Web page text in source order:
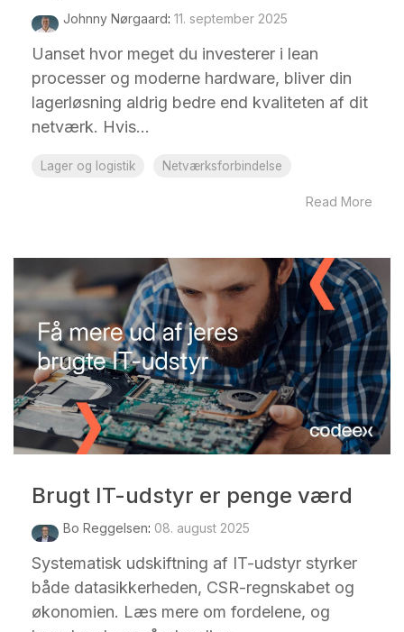
Johnny Nørgaard: 11. september 2025
Uanset hvor meget du investerer i lean
processer og moderne hardware, bliver din
lagerløsning aldrig bedre end kvaliteten af dit
netværk. Hvis...
Lager og logistik Netværksforbindelse
Read More
Brugt IT-udstyr er penge værd
Bo Reggelsen: 08. august 2025
Systematisk udskiftning af IT-udstyr styrker
både datasikkerheden, CSR-regnskabet og
økonomien. Læs mere om fordelene, og